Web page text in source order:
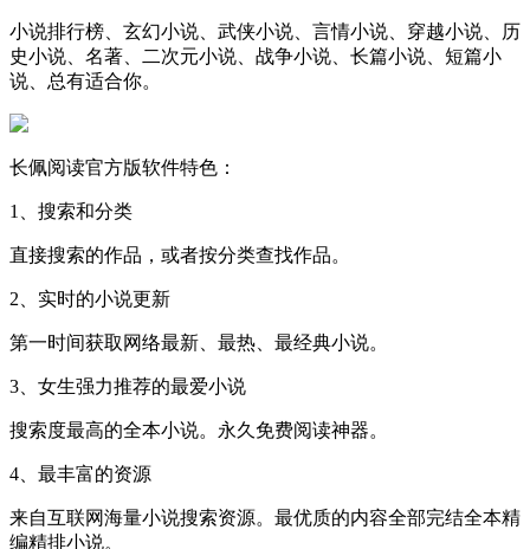
小说排行榜、玄幻小说、武侠小说、言情小说、穿越小说、历
史小说、名著、二次元小说、战争小说、长篇小说、短篇小
说、总有适合你。
长佩阅读官方版软件特色：
1、搜索和分类
直接搜索的作品，或者按分类查找作品。
2、实时的小说更新
第一时间获取网络最新、最热、最经典小说。
3、女生强力推荐的最爱小说
搜索度最高的全本小说。永久免费阅读神器。
4、最丰富的资源
来自互联网海量小说搜索资源。最优质的内容全部完结全本精
编精排小说。